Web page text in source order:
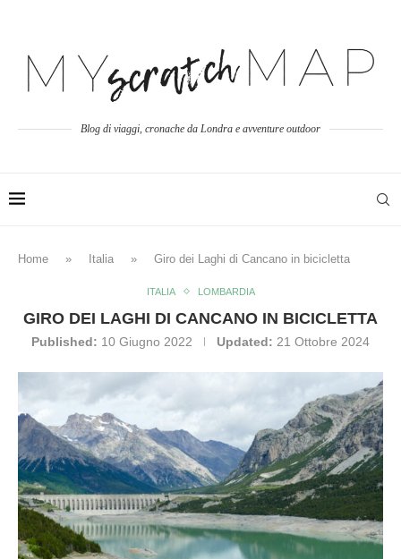
Blog di viaggi, cronache da Londra e avventure outdoor
Home » Italia » Giro dei Laghi di Cancano in bicicletta
ITALIA LOMBARDIA
GIRO DEI LAGHI DI CANCANO IN BICICLETTA
Published: 10 Giugno 2022 Updated: 21 Ottobre 2024